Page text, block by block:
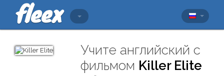
Учите английский с
фильмом Killer Elite